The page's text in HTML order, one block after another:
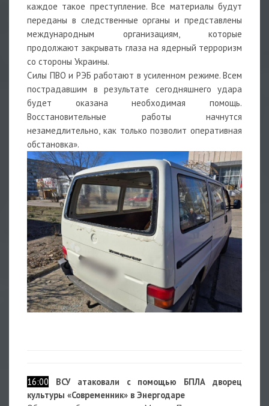
каждое такое преступление. Все материалы будут
переданы в следственные органы и представлены
международным организациям, которые
продолжают закрывать глаза на ядерный терроризм
со стороны Украины.
Силы ПВО и РЭБ работают в усиленном режиме. Всем
пострадавшим в результате сегодняшнего удара
будет оказана необходимая помощь.
Восстановительные работы начнутся
незамедлительно, как только позволит оперативная
обстановка».
16:00
ВСУ атаковали с помощью БПЛА дворец
культуры «Современник» в Энергодаре